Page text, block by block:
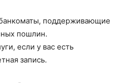
поддерживающие
пошлин.
если у вас есть
запись.